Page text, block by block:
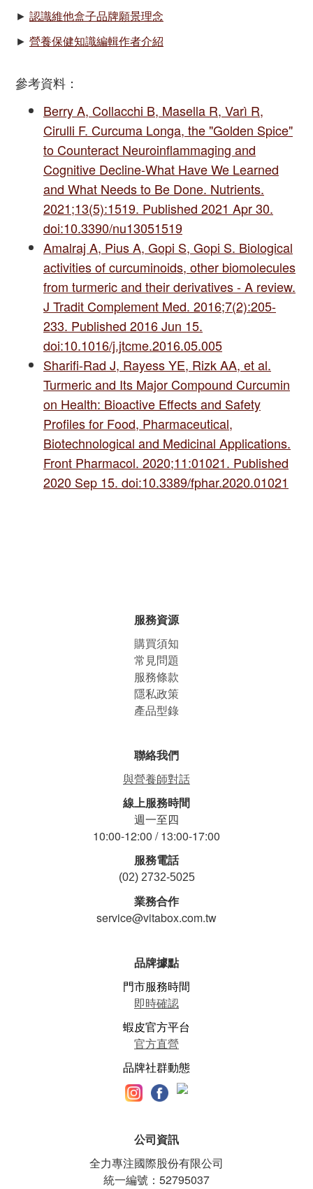
► 認識維他盒子品牌願景理念
► 營養保健知識編輯作者介紹
參考資料：
Berry A, Collacchi B, Masella R, Varì R,
Cirulli F. Curcuma Longa, the "Golden Spice"
to Counteract Neuroinflammaging and
Cognitive Decline-What Have We Learned
and What Needs to Be Done. Nutrients.
2021;13(5):1519. Published 2021 Apr 30.
doi:10.3390/nu13051519
Amalraj A, Pius A, Gopi S, Gopi S. Biological
activities of curcuminoids, other biomolecules
from turmeric and their derivatives - A review.
J Tradit Complement Med. 2016;7(2):205-
233. Published 2016 Jun 15.
doi:10.1016/j.jtcme.2016.05.005
Sharifi-Rad J, Rayess YE, Rizk AA, et al.
Turmeric and Its Major Compound Curcumin
on Health: Bioactive Effects and Safety
Profiles for Food, Pharmaceutical,
Biotechnological and Medicinal Applications.
Front Pharmacol. 2020;11:01021. Published
2020 Sep 15. doi:10.3389/fphar.2020.01021
服務資源
購買須知
常見問題
服務條款
隱私政策
產品型錄
聯絡我們
與營養師對話
線上服務時間
週一至四
10:00-12:00 / 13:00-17:00
服務電話
(02) 2732-5025
業務合作
service@vitabox.com.tw
品牌據點
門市服務時間
即時確認
蝦皮官方平台
官方直營
品牌社群動態
公司資訊
全力專注國際股份有限公司
統一編號：52795037